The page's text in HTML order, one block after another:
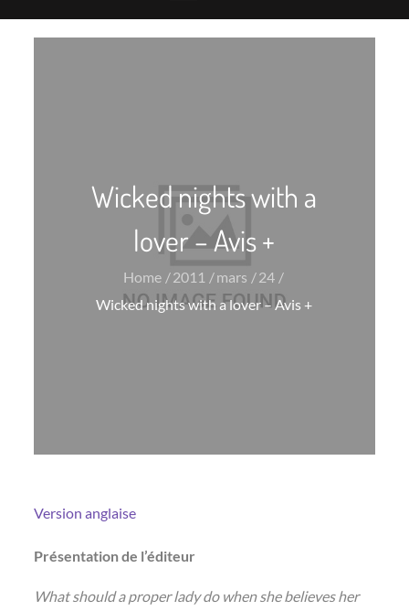
Wicked nights with a
lover – Avis +
Home 2011 mars
24
Wicked nights with a lover – Avis +
Version anglaise
Présentation de l’éditeur
What should a proper lady do when she believes her